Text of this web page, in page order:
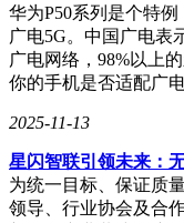
华为P50系列是个特
广电5G。中国广电表
广电网络，98%以上
你的手机是否适配广
2025-11-13
星闪智联引领未来：
为统一目标、保证质
领导、行业协会及合